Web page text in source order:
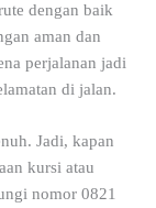
dengan baik
aman dan
perjalanan jadi
di jalan.
Jadi, kapan
kursi atau
nomor 0821